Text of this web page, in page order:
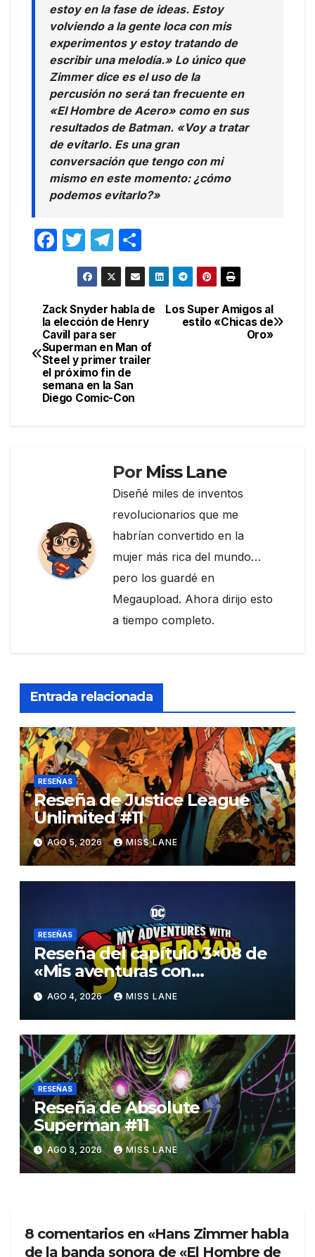
estoy en la fase de ideas. Estoy
volviendo a la gente loca con mis
experimentos y estoy tratando de
escribir una melodía.» Lo único que
Zimmer dice es el uso de la
percusión no será tan frecuente en
«El Hombre de Acero» como en sus
resultados de Batman. «Voy a tratar
de evitarlo. Es una gran
conversación que tengo con mi
mismo en este momento: ¿cómo
podemos evitarlo?»
F
e
b
o
o
k
T
w
itt
er
T
el
e
gr
a
m
o
m
p
ar
tir
Navegación
de
entradas
Los Super Amigos al
estilo «Chicas de
Oro»
Zack Snyder habla de
la elección de Henry
Cavill para ser
Superman en Man of
Steel y primer trailer
el próximo fin de
semana en la San
Diego Comic-Con
Por Miss Lane
Diseñé miles de inventos
revolucionarios que me
habrían convertido en la
mujer más rica del mundo…
pero los guardé en
Megaupload. Ahora dirijo esto
a tiempo completo.
Entrada relacionada
RESEÑAS
Reseña de Justice League
Unlimited #11
AGO 5, 2026 MISS LANE
RESEÑAS
Reseña del capítulo 3×08 de
«Mis aventuras con
Superman»
AGO 4, 2026 MISS LANE
RESEÑAS
Reseña de Absolute
Superman #11
AGO 3, 2026 MISS LANE
8 comentarios en «Hans Zimmer habla
de la banda sonora de «El Hombre de